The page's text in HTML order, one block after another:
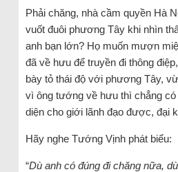
Phải chăng, nhà cầm quyền Hà
vuốt đuôi phương Tây khi nhìn
anh bạn lớn? Họ muốn mượn
đã về hưu để truyền đi thông
bày tỏ thái độ với phương Tây,
vì ông tướng về hưu thì chẳng
diện cho giới lãnh đạo được, đại
Hãy nghe Tướng Vịnh phát biểu:
“Dù anh có đúng đi chăng nữa,